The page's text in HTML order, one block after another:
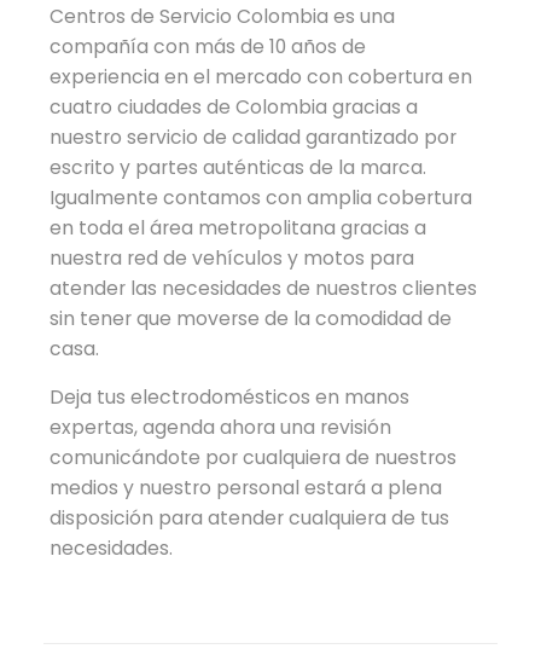
Centros de Servicio Colombia es una
compañía con más de 10 años de
experiencia en el mercado con cobertura en
cuatro ciudades de Colombia gracias a
nuestro servicio de calidad garantizado por
escrito y partes auténticas de la marca.
Igualmente contamos con amplia cobertura
en toda el área metropolitana gracias a
nuestra red de vehículos y motos para
atender las necesidades de nuestros clientes
sin tener que moverse de la comodidad de
casa.
Deja tus electrodomésticos en manos
expertas, agenda ahora una revisión
comunicándote por cualquiera de nuestros
medios y nuestro personal estará a plena
disposición para atender cualquiera de tus
necesidades.